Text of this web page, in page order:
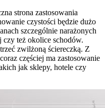
strona zastosowania
czystości będzie dużo
szczególnie narażonych
czy też okolice schodów.
zwilżoną ściereczką. Z
częściej ma zastosowanie
jak sklepy, hotele czy